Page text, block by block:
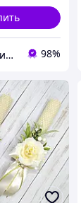
Барви Вишивки 98%